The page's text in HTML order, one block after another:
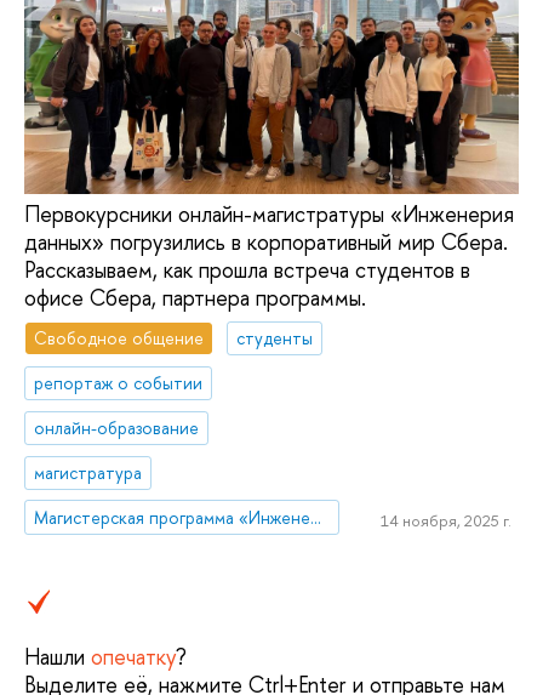
Первокурсники онлайн-магистратуры «Инженерия
данных» погрузились в корпоративный мир Сбера.
Рассказываем, как прошла встреча студентов в
офисе Сбера, партнера программы.
Свободное общение
студенты
репортаж о событии
онлайн-образование
магистратура
Магистерская программа «Инженерия данных»
14 ноября, 2025 г.
Нашли опечатку?
Выделите её, нажмите Ctrl+Enter и отправьте нам